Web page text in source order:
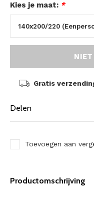
Kies je maat: *
NIET
Gratis
Delen
Toevoegen aan
Productomschrijving